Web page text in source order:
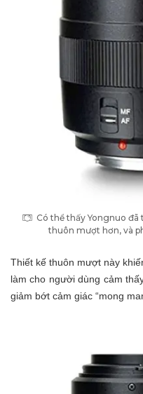
Có thể thấy Yongnuo
thuôn mượt hơn, và
Thiết kế thuôn mượt này
làm cho người dùng cảm
giảm bớt cảm giác “mong